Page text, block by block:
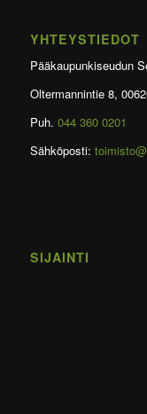
YHTEYSTIEDOT
Pääkaupunkiseudun
Oltermannintie 8,
Puh. 044 360 0201
Sähköposti:
SIJAINTI